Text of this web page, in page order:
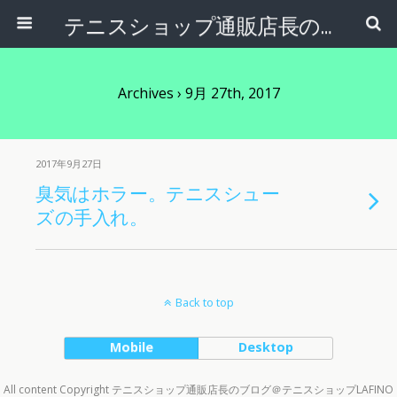
テニスショップ通販店長のブログ＠テニスショップLAFINO 西山克久
Archives › 9月 27th, 2017
2017年9月27日
臭気はホラー。テニスシュー
ズの手入れ。
Back to top
Mobile Desktop
All content Copyright テニスショップ通販店長のブログ＠テニスショップLAFINO